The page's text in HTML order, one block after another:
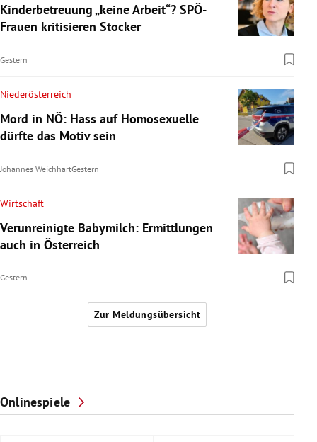
Kinderbetreuung „keine Arbeit“? SPÖ-
Frauen kritisieren Stocker
Gestern
Niederösterreich
Mord in NÖ: Hass auf Homosexuelle
dürfte das Motiv sein
Johannes WeichhartGestern
Wirtschaft
Verunreinigte Babymilch: Ermittlungen
auch in Österreich
Gestern
Zur Meldungsübersicht
Onlinespiele